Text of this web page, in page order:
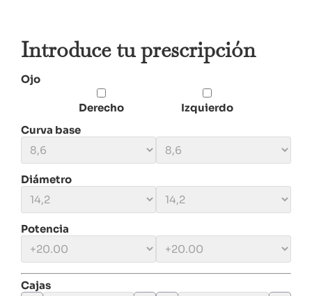
Introduce tu prescripción
Ojo
Derecho
Izquierdo
Curva base
Diámetro
Potencia
Cajas